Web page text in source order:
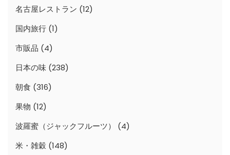
名古屋レストラン (12)
国内旅行 (1)
市販品 (4)
日本の味 (238)
朝食 (316)
果物 (12)
波羅蜜（ジャックフルーツ）
(4)
米・雑穀 (148)